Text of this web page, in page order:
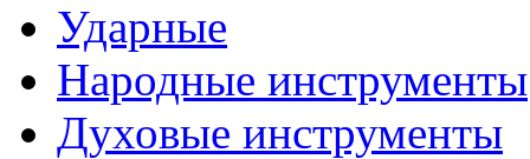
Ударные
Народные инструменты
Духовые инструменты